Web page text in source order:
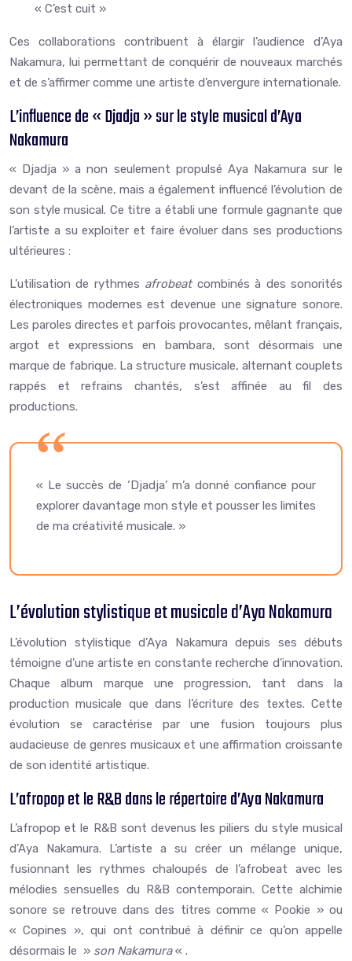
« C’est cuit »
Ces collaborations contribuent à élargir l’audience d’Aya
Nakamura, lui permettant de conquérir de nouveaux marchés
et de s’affirmer comme une artiste d’envergure internationale.
L’influence de « Djadja » sur le style musical d’Aya
Nakamura
« Djadja » a non seulement propulsé Aya Nakamura sur le
devant de la scène, mais a également influencé l’évolution de
son style musical. Ce titre a établi une formule gagnante que
l’artiste a su exploiter et faire évoluer dans ses productions
ultérieures :
L’utilisation de rythmes afrobeat combinés à des sonorités
électroniques modernes est devenue une signature sonore.
Les paroles directes et parfois provocantes, mêlant français,
argot et expressions en bambara, sont désormais une
marque de fabrique. La structure musicale, alternant couplets
rappés et refrains chantés, s’est affinée au fil des
productions.
« Le succès de ‘Djadja’ m’a donné confiance pour
explorer davantage mon style et pousser les limites
de ma créativité musicale. »
L’évolution stylistique et musicale d’Aya Nakamura
L’évolution stylistique d’Aya Nakamura depuis ses débuts
témoigne d’une artiste en constante recherche d’innovation.
Chaque album marque une progression, tant dans la
production musicale que dans l’écriture des textes. Cette
évolution se caractérise par une fusion toujours plus
audacieuse de genres musicaux et une affirmation croissante
de son identité artistique.
L’afropop et le R&B dans le répertoire d’Aya Nakamura
L’afropop et le R&B sont devenus les piliers du style musical
d’Aya Nakamura. L’artiste a su créer un mélange unique,
fusionnant les rythmes chaloupés de l’afrobeat avec les
mélodies sensuelles du R&B contemporain. Cette alchimie
sonore se retrouve dans des titres comme « Pookie » ou
« Copines », qui ont contribué à définir ce qu’on appelle
désormais le » son Nakamura« .